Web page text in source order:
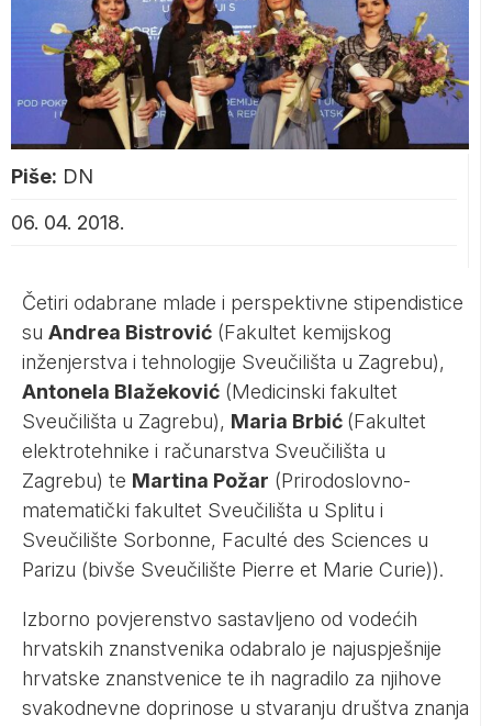
Piše: DN
06. 04. 2018.
Četiri odabrane mlade i perspektivne stipendistice
su Andrea Bistrović (Fakultet kemijskog
inženjerstva i tehnologije Sveučilišta u Zagrebu),
Antonela Blažeković (Medicinski fakultet
Sveučilišta u Zagrebu), Maria Brbić (Fakultet
elektrotehnike i računarstva Sveučilišta u
Zagrebu) te Martina Požar (Prirodoslovno-
matematički fakultet Sveučilišta u Splitu i
Sveučilište Sorbonne, Faculté des Sciences u
Parizu (bivše Sveučilište Pierre et Marie Curie)).
Izborno povjerenstvo sastavljeno od vodećih
hrvatskih znanstvenika odabralo je najuspješnije
hrvatske znanstvenice te ih nagradilo za njihove
svakodnevne doprinose u stvaranju društva znanja